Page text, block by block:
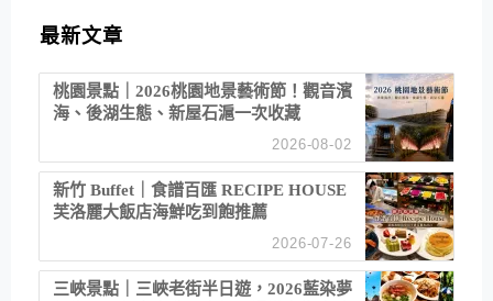
最新文章
桃園景點｜2026桃園地景藝術節！觀音濱
海、後湖生態、新屋石滬一次收藏
2026-08-02
新竹 Buffet｜食譜百匯 RECIPE HOUSE
芙洛麗大飯店海鮮吃到飽推薦
2026-07-26
三峽景點｜三峽老街半日遊，2026藍染夢